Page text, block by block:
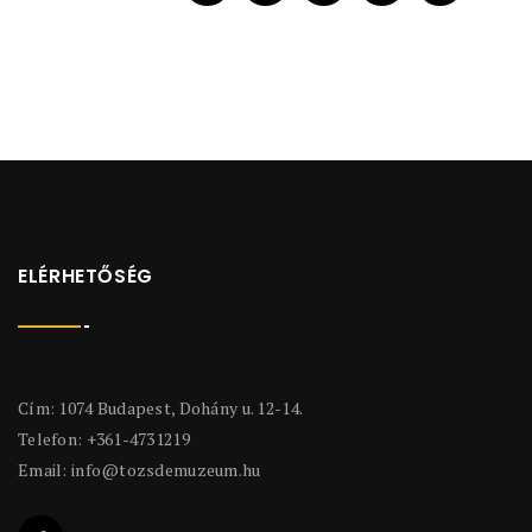
ELÉRHETŐSÉG
Cím: 1074 Budapest, Dohány u. 12-14.
Telefon: +361-4731219
Email: info@tozsdemuzeum.hu